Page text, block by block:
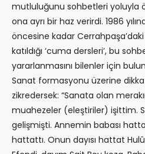
mutluluğunu sohbetleri yoluyla
ona ayrı bir haz verirdi. 1986
öncesine kadar
katıldığı ‘cuma dersleri’, bu
yararlanmasını bilenler için
Sanat formasyonu üzerine
zikredersek: “Sanata olan
muahezeler (eleştiriler) işittim.
gelişmişti. Annemin babası
hattattı. Onun dayısı hattat